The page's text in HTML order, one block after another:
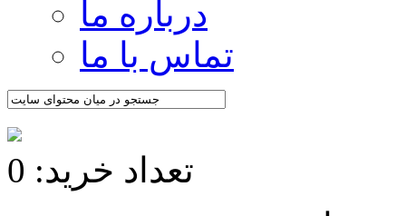
درباره ما
تماس با ما
تعداد خرید: 0